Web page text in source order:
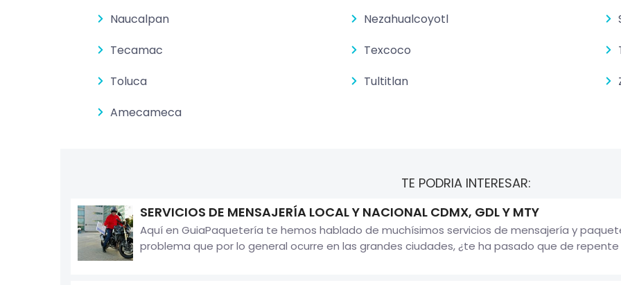
Naucalpan
Nezahualcoyotl
Tecamac
Texcoco
Toluca
Tultitlan
Amecameca
TE PODRIA INTERESAR:
SERVICIOS DE MENSAJERÍA LOCAL Y NACIONAL CDMX, GDL Y MTY
Aquí en GuiaPaquetería te hemos hablado de muchísimos servicios de mensajería y
problema que por lo general ocurre en las grandes ciudades, ¿te ha pasado que de